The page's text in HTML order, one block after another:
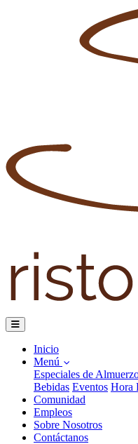
Inicio
Menú
Especiales de
Bebidas Eventos Hora
Comunidad
Empleos
Sobre Nosotros
Contáctanos